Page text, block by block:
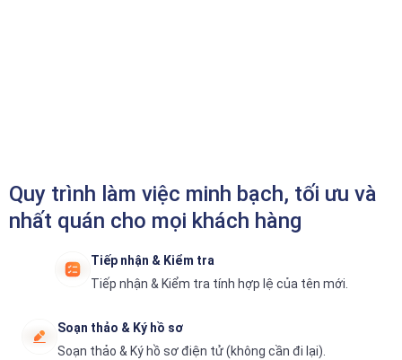
Quy trình làm việc minh bạch, tối ưu và
nhất quán cho mọi khách hàng
Tiếp nhận & Kiểm tra
Tiếp nhận & Kiểm tra tính hợp lệ của tên mới.
Soạn thảo & Ký hồ sơ
Soạn thảo & Ký hồ sơ điện tử (không cần đi lại).